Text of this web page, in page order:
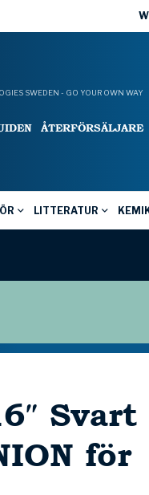
SWEDEN - GO YOUR OWN WAY
ÅTERFÖRSÄLJARE
LITTERATUR
Svart
för